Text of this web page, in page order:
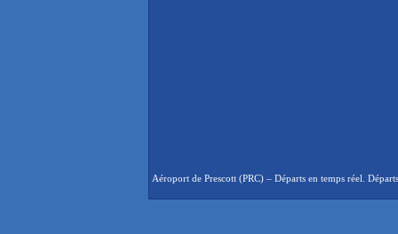
Aéroport de Prescott (PRC) – Départs en temps réel.